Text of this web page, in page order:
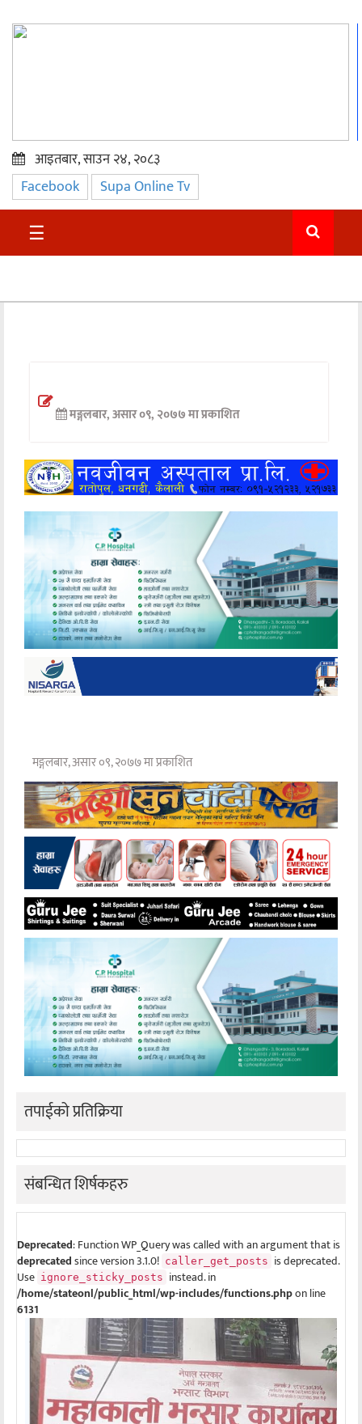
प्रमुख
समाचार
सुदुर
अन्तर्वार्ता
खेलकुद
मनोरञ्जन
अन्य
आइतबार, साउन २४, २०८३
Facebook Supa Online Tv
☰
मङ्गलबार, असार ०९, २०७७ मा प्रकाशित
मङ्गलबार, असार ०९, २०७७ मा प्रकाशित
तपाईको प्रतिक्रिया
संबन्धित शिर्षकहरु
Deprecated: Function WP_Query was called with an argument that is
deprecatedsince version 3.1.0! caller_get_posts is deprecated.
Use ignore_sticky_posts instead. in
/home/stateonl/public_html/wp-includes/functions.phpon line
6131